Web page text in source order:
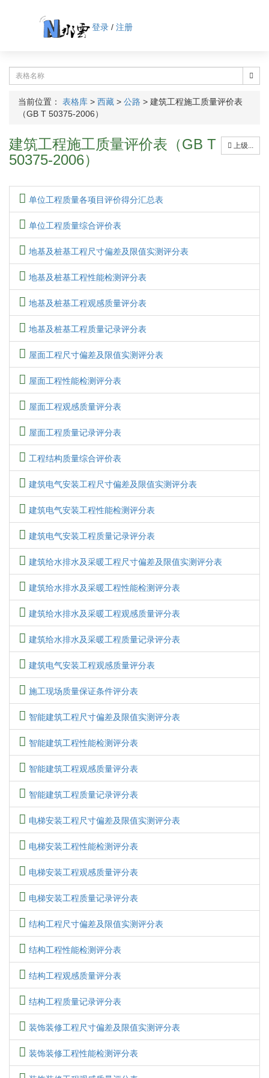
登录/ 注册
当前位置： 表格库 > 西藏 > 公路 > 建筑工程施工质量评价表
（GB T 50375-2006）
上级...
建筑工程施工质量评价表（GB T
50375-2006）
单位工程质量各项目评价得分汇总表
单位工程质量综合评价表
地基及桩基工程尺寸偏差及限值实测评分表
地基及桩基工程性能检测评分表
地基及桩基工程观感质量评分表
地基及桩基工程质量记录评分表
屋面工程尺寸偏差及限值实测评分表
屋面工程性能检测评分表
屋面工程观感质量评分表
屋面工程质量记录评分表
工程结构质量综合评价表
建筑电气安装工程尺寸偏差及限值实测评分表
建筑电气安装工程性能检测评分表
建筑电气安装工程质量记录评分表
建筑给水排水及采暖工程尺寸偏差及限值实测评分表
建筑给水排水及采暖工程性能检测评分表
建筑给水排水及采暖工程观感质量评分表
建筑给水排水及采暖工程质量记录评分表
建筑电气安装工程观感质量评分表
施工现场质量保证条件评分表
智能建筑工程尺寸偏差及限值实测评分表
智能建筑工程性能检测评分表
智能建筑工程观感质量评分表
智能建筑工程质量记录评分表
电梯安装工程尺寸偏差及限值实测评分表
电梯安装工程性能检测评分表
电梯安装工程观感质量评分表
电梯安装工程质量记录评分表
结构工程尺寸偏差及限值实测评分表
结构工程性能检测评分表
结构工程观感质量评分表
结构工程质量记录评分表
装饰装修工程尺寸偏差及限值实测评分表
装饰装修工程性能检测评分表